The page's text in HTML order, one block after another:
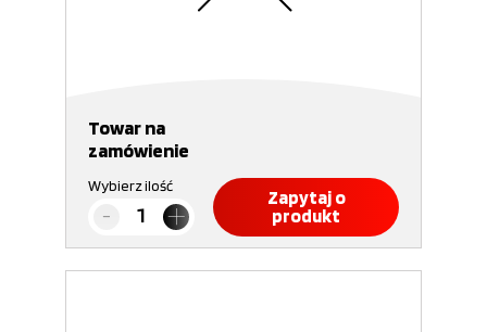
Towar na
zamówienie
Wybierz ilość
Zapytaj o
produkt